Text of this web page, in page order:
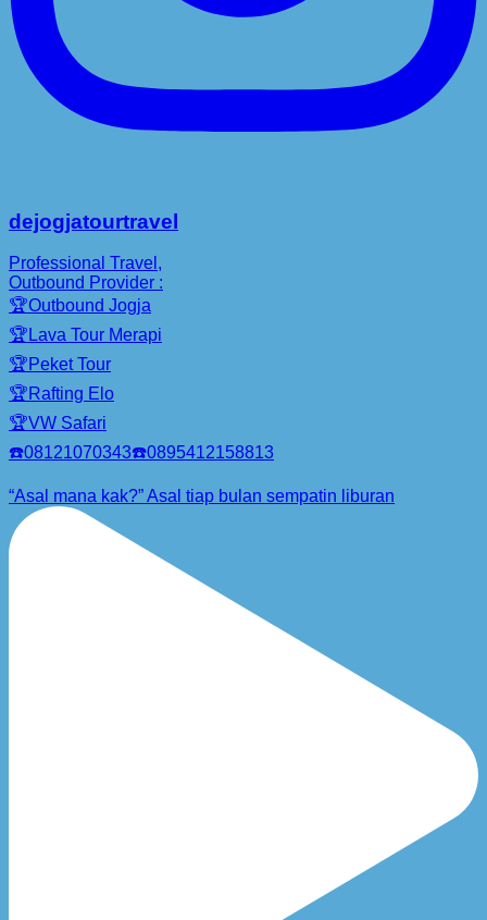
dejogjatourtravel
Professional Travel,
Outbound Provider :
🏆Outbound Jogja
🏆Lava Tour Merapi
🏆Peket Tour
🏆Rafting Elo
🏆VW Safari
☎️08121070343☎️0895412158813
“Asal mana kak?” Asal tiap bulan sempatin liburan